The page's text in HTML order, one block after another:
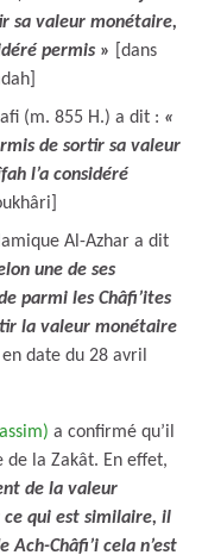
sa valeur monétaire,
permis »
[dans
(m. 855 H.) a dit : «
de sortir sa valeur
l’a considéré
Al-Azhar a dit
une de ses
parmi les Châfi’ites
la valeur monétaire
date du 28 avril
a confirmé qu’il
la Zakât. En effet,
de la valeur
qui est similaire, il
Ach-Châfi’i cela n’est